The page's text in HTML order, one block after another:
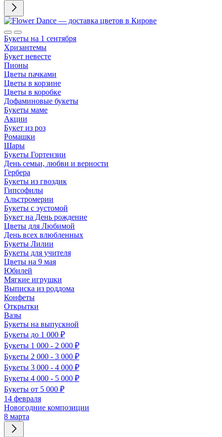
Букеты на 1 сентября
Хризантемы
Букет невесте
Пионы
Цветы пачками
Цветы в корзине
Цветы в коробке
Дофаминовые букеты
Букеты маме
Акции
Букет из роз
Ромашки
Шары
Букеты Гортензии
День семьи, любви и верности
Гербера
Букеты из гвоздик
Гипсофилы
Альстромерии
Букеты с эустомой
Букет на День рождение
Цветы для Любимой
День всех влюбленных
Букеты Лилии
Букеты для учителя
Цветы на 9 мая
Юбилей
Мягкие игрушки
Выписка из роддома
Конфеты
Открытки
Вазы
Букеты на выпускной
Букеты до 1 000 ₽
Букеты 1 000 - 2 000 ₽
Букеты 2 000 - 3 000 ₽
Букеты 3 000 - 4 000 ₽
Букеты 4 000 - 5 000 ₽
Букеты от 5 000 ₽
14 февраля
Новогодние композиции
8 марта